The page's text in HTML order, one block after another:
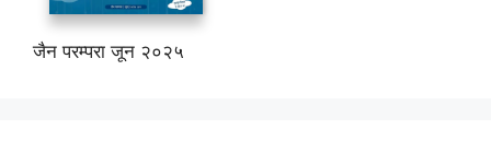
जैन परम्परा जून २०२५